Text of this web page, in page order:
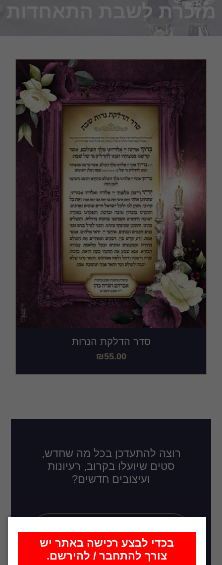
בכדי לבצע רכישה באתר יש
צורך להתחבר / להירשם.
לשבת התאחדות
סדר הדלקת הנרות
₪55.00
רוצה להתעדכן בכל מה שחדש,
סטים שיועלו בקרוב, רעיונות
ועיצובים חדשים?